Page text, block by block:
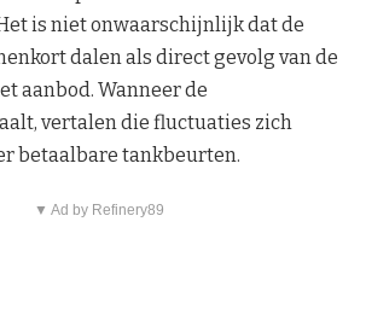
is niet onwaarschijnlijk dat de
dalen als direct gevolg van de
aanbod. Wanneer de
vertalen die fluctuaties zich
betaalbare tankbeurten.
▼ Ad by Refinery89